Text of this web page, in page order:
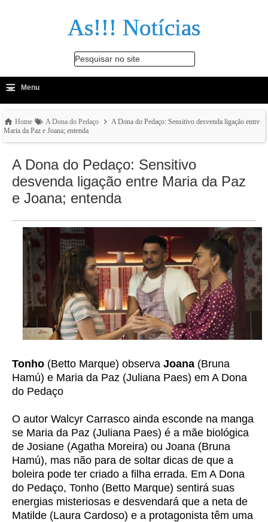
As!!! Notícias
Pesquisar no site
-
≡ Menu
Home A Dona do Pedaço
A Dona do Pedaço: Sensitivo desvenda ligação entre
Maria da Paz e Joana; entenda
A Dona do Pedaço: Sensitivo
desvenda ligação entre Maria da Paz
e Joana; entenda
Tonho (Betto Marque) observa Joana (Bruna
Hamú) e Maria da Paz (Juliana Paes) em A Dona
do Pedaço
O autor Walcyr Carrasco ainda esconde na manga
se Maria da Paz (Juliana Paes) é a mãe biológica
de Josiane (Agatha Moreira) ou Joana (Bruna
Hamú), mas não para de soltar dicas de que a
boleira pode ter criado a filha errada. Em A Dona
do Pedaço, Tonho (Betto Marque) sentirá suas
energias misteriosas e desvendará que a neta de
Matilde (Laura Cardoso) e a protagonista têm uma